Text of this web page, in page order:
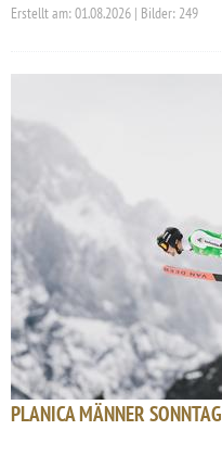
Erstellt am: 01.08.2026 | Bilder: 249
PLANICA MÄNNER SONNTAG